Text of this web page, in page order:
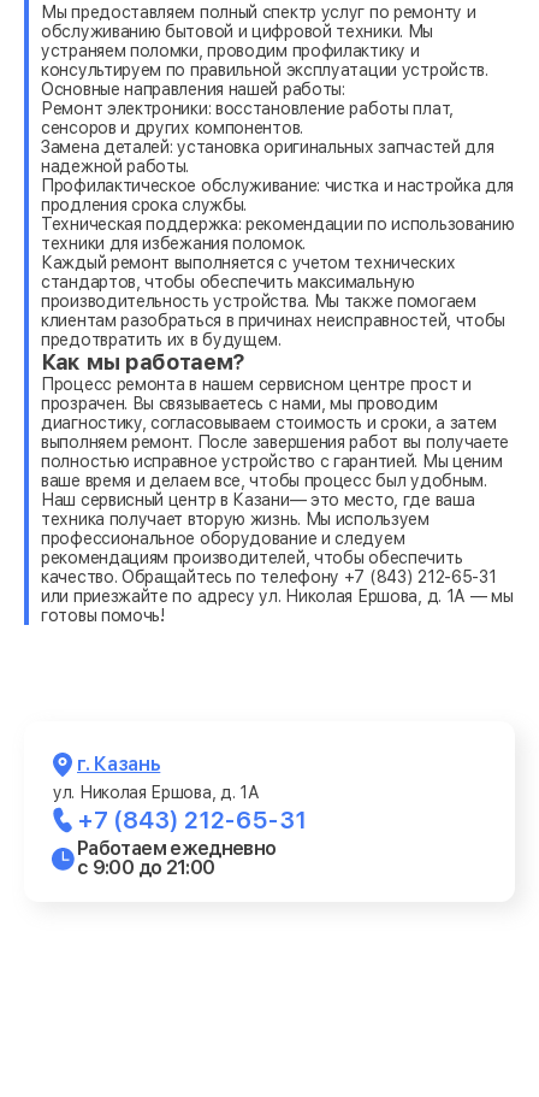
Мы предоставляем полный спектр услуг по ремонту и
обслуживанию бытовой и цифровой техники. Мы
устраняем поломки, проводим профилактику и
консультируем по правильной эксплуатации устройств.
Основные направления нашей работы:
Ремонт электроники: восстановление работы плат,
сенсоров и других компонентов.
Замена деталей: установка оригинальных запчастей для
надежной работы.
Профилактическое обслуживание: чистка и настройка для
продления срока службы.
Техническая поддержка: рекомендации по использованию
техники для избежания поломок.
Каждый ремонт выполняется с учетом технических
стандартов, чтобы обеспечить максимальную
производительность устройства. Мы также помогаем
клиентам разобраться в причинах неисправностей, чтобы
предотвратить их в будущем.
Как мы работаем?
Процесс ремонта в нашем сервисном центре прост и
прозрачен. Вы связываетесь с нами, мы проводим
диагностику, согласовываем стоимость и сроки, а затем
выполняем ремонт. После завершения работ вы получаете
полностью исправное устройство с гарантией. Мы ценим
ваше время и делаем все, чтобы процесс был удобным.
Наш сервисный центр в Казани— это место, где ваша
техника получает вторую жизнь. Мы используем
профессиональное оборудование и следуем
рекомендациям производителей, чтобы обеспечить
качество. Обращайтесь по телефону +7 (843) 212-65-31
или приезжайте по адресу ул. Николая Ершова, д. 1А — мы
готовы помочь!
г. Казань
ул. Николая Ершова, д. 1А
+7 (843) 212-65-31
Работаем ежедневно
с 9:00 до 21:00